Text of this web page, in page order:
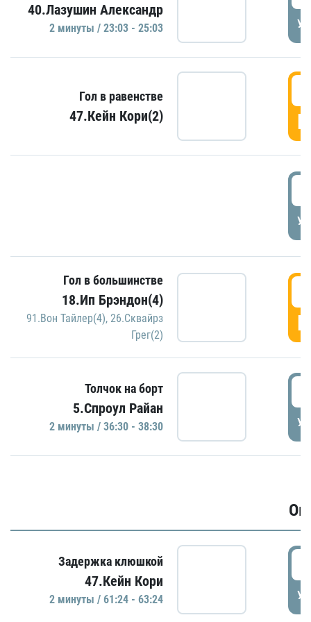
40.Лазушин Александр
2 минуты / 23:03 - 25:03
Гол в равенстве
47.Кейн Кори(2)
Гол в большинстве
18.Ип Брэндон(4)
91.Вон Тайлер(4), 26.Сквайрз
Грег(2)
Толчок на борт
5.Спроул Райан
2 минуты / 36:30 - 38:30
Задержка клюшкой
47.Кейн Кори
2 минуты / 61:24 - 63:24